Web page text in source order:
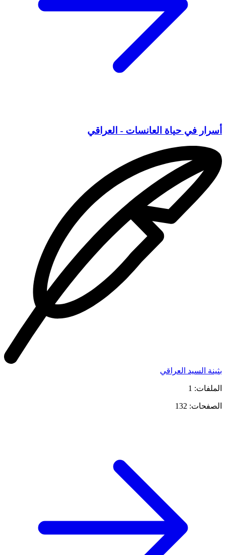
أسرار في حياة العانسات - العراقي
بثينة السيد العراقي
الملفات: 1
الصفحات: 132